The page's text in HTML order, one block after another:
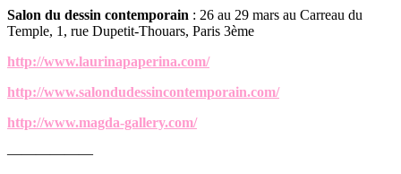
Salon du dessin contemporain : 26 au 29 mars au Carreau du
Temple, 1, rue Dupetit-Thouars, Paris 3ème
http://www.laurinapaperina.com/
http://www.salondudessincontemporain.com/
http://www.magda-gallery.com/
——————